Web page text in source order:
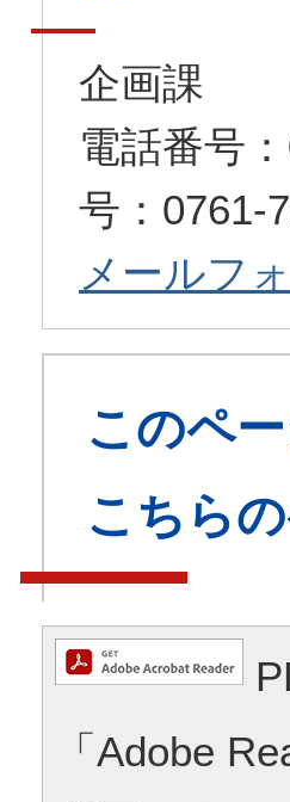
企画課
電話番号
号：0761-
メールフ
このペ
こちら
「Adobe